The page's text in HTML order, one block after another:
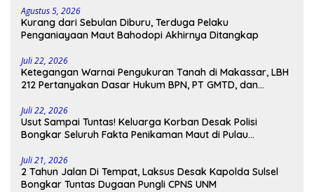
Agustus 5, 2026
Kurang dari Sebulan Diburu, Terduga Pelaku
Penganiayaan Maut Bahodopi Akhirnya Ditangkap
Juli 22, 2026
Ketegangan Warnai Pengukuran Tanah di Makassar, LBH
212 Pertanyakan Dasar Hukum BPN, PT GMTD, dan
Juli 22, 2026
Usut Sampai Tuntas! Keluarga Korban Desak Polisi
Bongkar Seluruh Fakta Penikaman Maut di Pulau
Juli 21, 2026
2 Tahun Jalan Di Tempat, Laksus Desak Kapolda Sulsel
Bongkar Tuntas Dugaan Pungli CPNS UNM